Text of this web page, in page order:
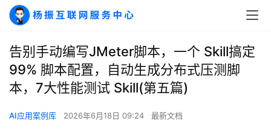
告别手动编写JMeter脚本，一个 Skill搞定
99% 脚本配置，自动生成分布式压测脚
本，7大性能测试 Skill(第五篇)
AI应用案例库 2026年6月18日 09:24 最新文档